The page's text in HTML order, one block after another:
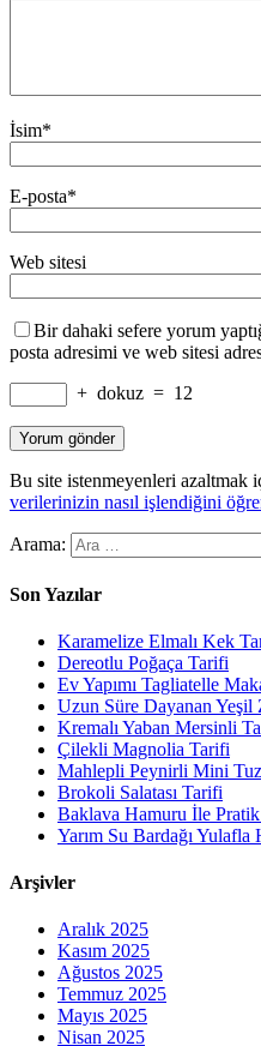
İsim*
E-posta*
Web sitesi
Bir dahaki sefere yorum
posta adresimi ve web sitesi
+ dokuz = 12
Bu site istenmeyenleri azaltmak
verilerinizin nasıl işlendiğini
Arama:
Son Yazılar
Karamelize Elmalı Kek
Dereotlu Poğaça Tarifi
Ev Yapımı Tagliatelle
Uzun Süre Dayanan Yeşil
Kremalı Yaban Mersinli
Çilekli Magnolia Tarifi
Mahlepli Peynirli Mini
Brokoli Salatası Tarifi
Baklava Hamuru İle
Yarım Su Bardağı
Arşivler
Aralık 2025
Kasım 2025
Ağustos 2025
Temmuz 2025
Mayıs 2025
Nisan 2025